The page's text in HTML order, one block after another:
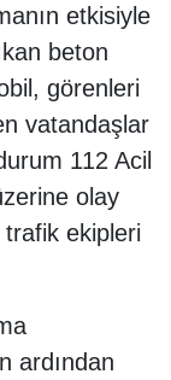
etkisiyle
beton
görenleri
vatandaşlar
112 Acil
olay
ekipleri
ardından